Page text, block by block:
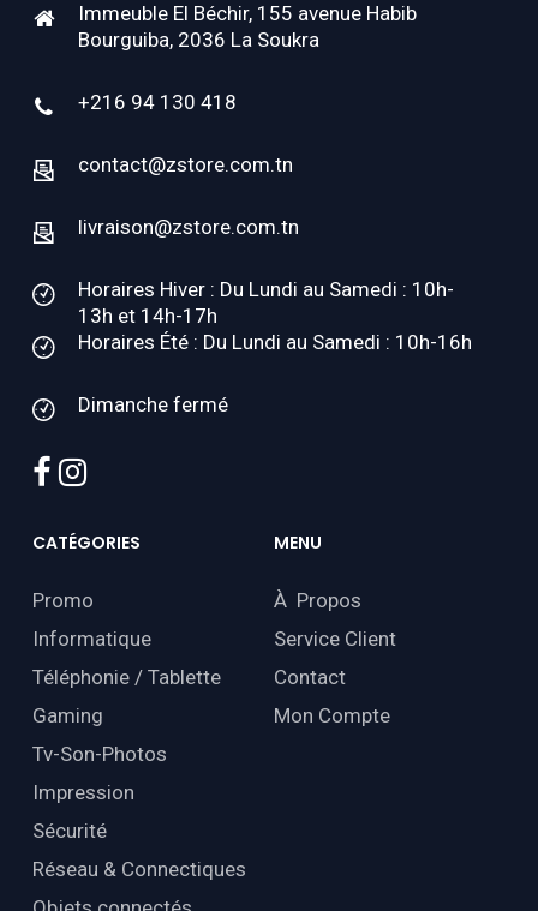
Immeuble El Béchir, 155 avenue Habib
Bourguiba, 2036 La Soukra
+216 94 130 418
contact@zstore.com.tn
livraison@zstore.com.tn
Horaires Hiver : Du Lundi au Samedi : 10h-
13h et 14h-17h
Horaires Été : Du Lundi au Samedi : 10h-16h
Dimanche fermé
facebook
instagram
CATÉGORIES
Promo
Informatique
Téléphonie / Tablette
Gaming
Tv-Son-Photos
Impression
Sécurité
Réseau & Connectiques
MENU
À Propos
Service Client
Contact
Mon Compte